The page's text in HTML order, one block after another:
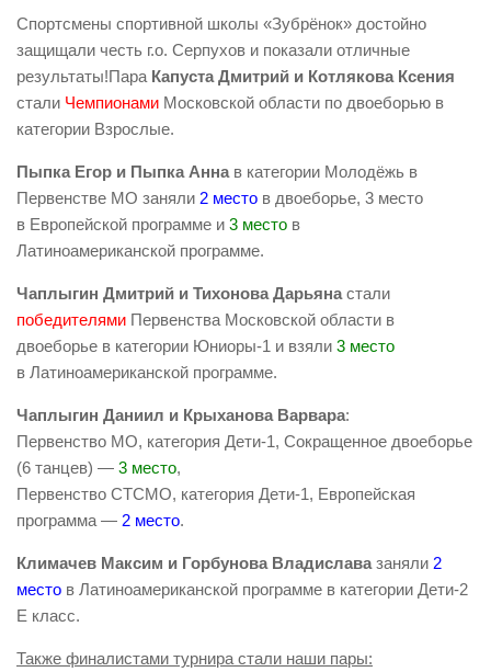
Спортсмены спортивной школы «Зубрёнок» достойно
защищали честь г.о. Серпухов и показали отличные
результаты!Пара Капуста Дмитрий и Котлякова Ксения
стали Чемпионами Московской области по двоеборью в
категории Взрослые.
Пыпка Егор и Пыпка Анна в категории Молодёжь в
Первенстве МО заняли 2 место в двоеборье, 3 место
в Европейской программе и 3 место в
Латиноамериканской программе.
Чаплыгин Дмитрий и Тихонова Дарьяна стали
победителями Первенства Московской области в
двоеборье в категории Юниоры-1 и взяли 3 место
в Латиноамериканской программе.
Чаплыгин Даниил и Крыханова Варвара:
Первенство МО, категория Дети-1, Сокращенное двоеборье
(6 танцев) — 3 место,
Первенство СТСМО, категория Дети-1, Европейская
программа — 2 место.
Климачев Максим и Горбунова Владислава заняли 2
место в Латиноамериканской программе в категории Дети-2
E класс.
Также финалистами турнира стали наши пары: